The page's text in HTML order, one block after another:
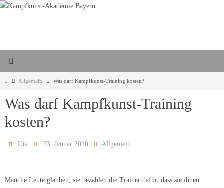
Zum
StartAllgemein Was darf Kampfkunst-Training kosten?
Was darf Kampfkunst-Training
kosten?
Uta 23. Januar 2020 Allgemein
Manche Leute glauben, sie bezahlen die Trainer dafür, dass sie ihnen